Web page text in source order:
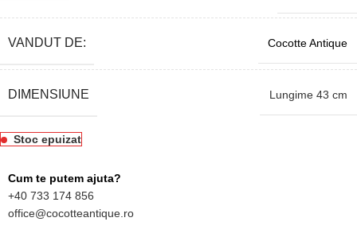
VANDUT DE: Cocotte Antique
DIMENSIUNE Lungime 43 cm
Stoc epuizat
Cum te putem ajuta?
+40 733 174 856
office@cocotteantique.ro